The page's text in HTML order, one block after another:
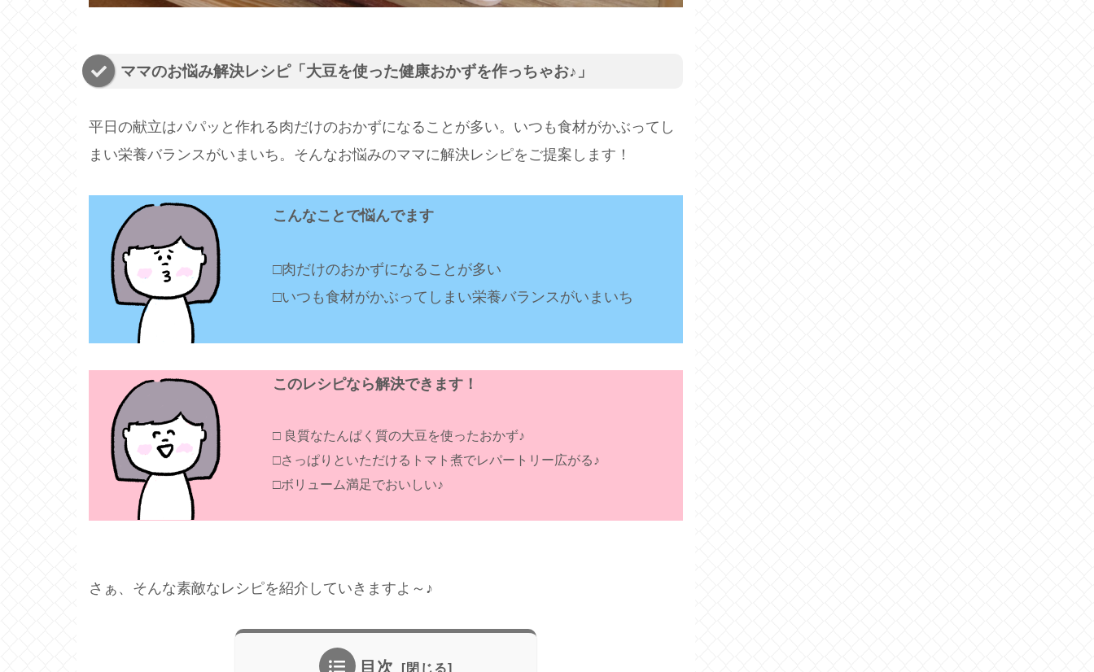
ママのお悩み解決レシピ「大豆を使った健康おかずを作っちゃお♪」
平日の献立はパパッと作れる肉だけのおかずになることが多い。いつも食材がかぶってし
まい栄養バランスがいまいち。そんなお悩みのママに解決レシピをご提案します！
こんなことで悩んでます
□肉だけのおかずになることが多い
□いつも食材がかぶってしまい栄養バランスがいまいち
このレシピなら解決できます！
□ 良質なたんぱく質の大豆を使ったおかず♪
□さっぱりといただけるトマト煮でレパートリー広がる♪
□ボリューム満足でおいしい♪
さぁ、そんな素敵なレシピを紹介していきますよ～♪
目次